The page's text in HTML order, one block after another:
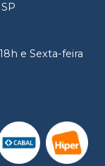
e Sexta-feira